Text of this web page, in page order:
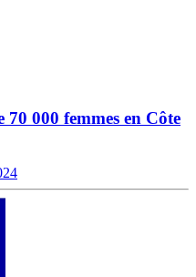
000 femmes en Côte